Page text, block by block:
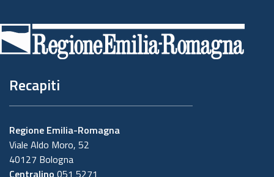
di
pagina
Recapiti
Regione Emilia-Romagna
Viale Aldo Moro, 52
40127 Bologna
Centralino 051 5271